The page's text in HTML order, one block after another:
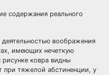
содержания реального
деятельностью воображения
имеющих нечеткую
ковра видны
при тяжелой абстиненции, у